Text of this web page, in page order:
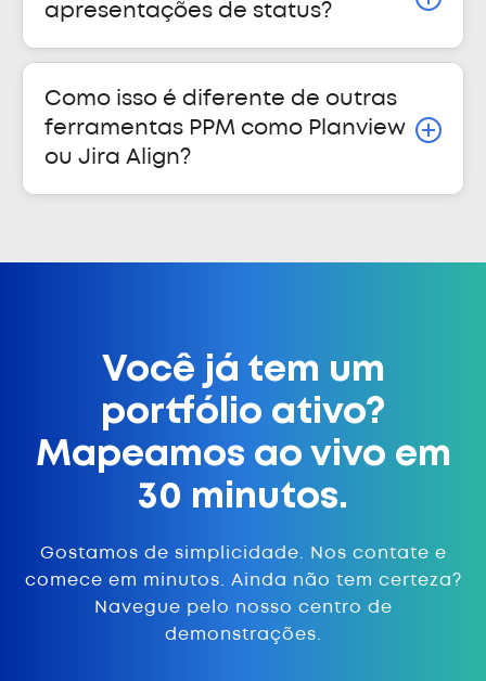
apresentações de status?
Como isso é diferente de outras
ferramentas PPM como Planview
ou Jira Align?
Você já tem um
portfólio ativo?
Mapeamos ao vivo em
30 minutos.
Gostamos de simplicidade. Nos contate e
comece em minutos. Ainda não tem certeza?
Navegue pelo nosso centro de
demonstrações.